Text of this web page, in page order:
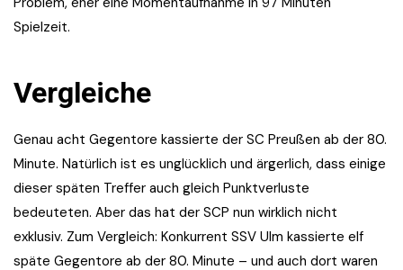
Spielzeit.
Vergleiche
Genau acht Gegentore kassierte der SC Preußen ab der 80.
Minute. Natürlich ist es unglücklich und ärgerlich, dass einige
dieser späten Treffer auch gleich Punktverluste
bedeuteten. Aber das hat der SCP nun wirklich nicht
exklusiv. Zum Vergleich: Konkurrent SSV Ulm kassierte elf
späte Gegentore ab der 80. Minute – und auch dort waren